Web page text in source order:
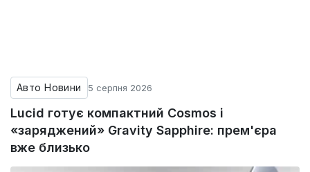
Авто Новини 5 серпня 2026
Lucid готує компактний Cosmos і
«заряджений» Gravity Sapphire: прем'єра
вже близько